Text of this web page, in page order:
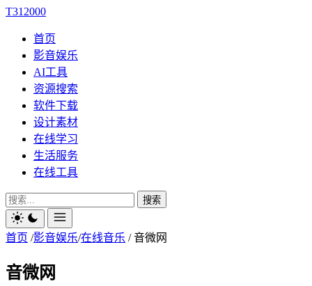
T312000
首页
影音娱乐
AI工具
资源搜索
软件下载
设计素材
在线学习
生活服务
在线工具
搜索
首页 /影音娱乐/在线音乐 / 音微网
音微网